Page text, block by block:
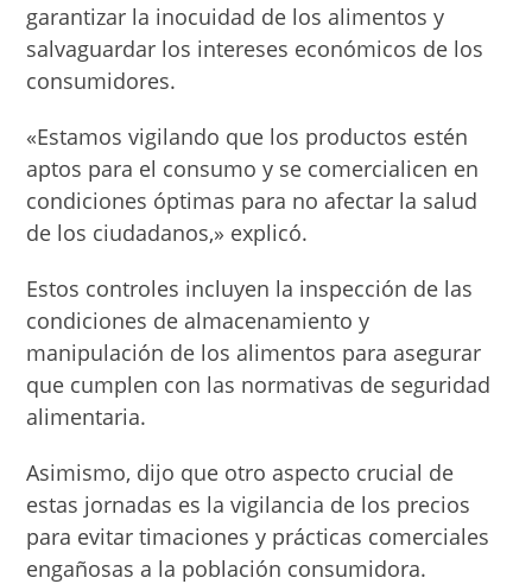
garantizar la inocuidad de los alimentos y
salvaguardar los intereses económicos de los
consumidores.
«Estamos vigilando que los productos estén
aptos para el consumo y se comercialicen en
condiciones óptimas para no afectar la salud
de los ciudadanos,» explicó.
Estos controles incluyen la inspección de las
condiciones de almacenamiento y
manipulación de los alimentos para asegurar
que cumplen con las normativas de seguridad
alimentaria.
Asimismo, dijo que otro aspecto crucial de
estas jornadas es la vigilancia de los precios
para evitar timaciones y prácticas comerciales
engañosas a la población consumidora.